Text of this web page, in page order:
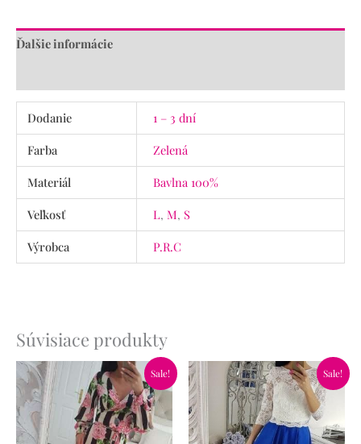
Ďalšie informácie
Dodanie
1 – 3 dní
Farba
Zelená
Materiál
Bavlna 100%
Veľkosť
L, M, S
Výrobca
P.R.C
Súvisiace produkty
Sale!
Pôvodná
bola:
59.90€.
Aktuálna
cena
je:
34.90€.
Sale!
Pôvodná
cena
bola:
65.90€.
Aktuálna
cena
je:
46.90€.